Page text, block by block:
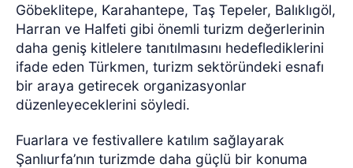
Göbeklitepe, Karahantepe, Taş Tepeler, Balıklıgöl,
Harran ve Halfeti gibi önemli turizm değerlerinin
daha geniş kitlelere tanıtılmasını hedeflediklerini
ifade eden Türkmen, turizm sektöründeki esnafı
bir araya getirecek organizasyonlar
düzenleyeceklerini söyledi.
Fuarlara ve festivallere katılım sağlayarak
Şanlıurfa’nın turizmde daha güçlü bir konuma